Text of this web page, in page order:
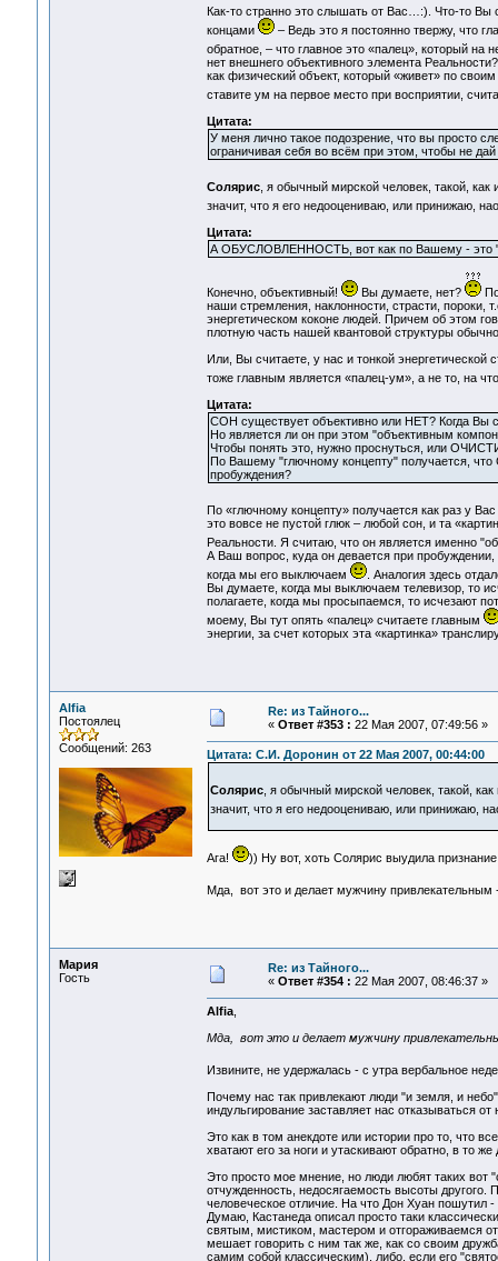
Как-то странно это слышать от Вас…:). Что-то Вы
концами
– Ведь это я постоянно твержу, что
обратное, – что главное это «палец», который на
нет внешнего объективного элемента
как физический объект, который «живет» по
ставите ум на первое место при восприятии,
Цитата:
У меня лично такое подозрение, что вы просто
ограничивая себя во всём при этом, чтобы не дай
Солярис, я обычный мирской человек, такой,
значит, что я его недооцениваю, или принижаю,
Цитата:
А ОБУСЛОВЛЕННОСТЬ, вот как по Вашему - это
Конечно, объективный! Вы думаете, нет?
наши стремления, наклонности, страсти, пороки,
энергетическом коконе людей. Причем об этом
плотную часть нашей квантовой структуры
Или, Вы считаете, у нас и тонкой
тоже главным является «палец-ум», а не то, на
Цитата:
СОН существует объективно или НЕТ? Когда Вы
Но является ли он при этом "объективным
Чтобы понять это, нужно проснуться, или
По Вашему "глючному концепту" получается,
пробуждения?
По «глючному концепту» получается как раз у
это вовсе не пустой глюк – любой сон, и та
Реальности. Я считаю, что он является именно
А Ваш вопрос, куда он девается при
когда мы его выключаем
. Аналогия здесь
Вы думаете, когда мы выключаем телевизор, то
полагаете, когда мы просыпаемся, то исчезают
моему, Вы тут опять «палец» считаете главным
энергии, за счет которых эта «картинка»
Alfia
Постоялец
Сообщений: 263
Re: из Тайного...
« Ответ #353 : 22 Мая 2007, 07:49:56 »
Цитата: С.И. Доронин от 22 Мая 2007, 00:44:00
Солярис, я обычный мирской человек, такой,
значит, что я его недооцениваю, или принижаю,
Ага! )) Ну вот, хоть Солярис выудила
Мда, вот это и делает мужчину
Мария
Гость
Re: из Тайного...
« Ответ #354 : 22 Мая 2007, 08:46:37 »
Alfia,
Мда, вот это и делает мужчину
Извините, не удержалась - с утра вербальное
Почему нас так привлекают люди "и земля, и
индульгирование заставляет нас отказываться от
Это как в том анекдоте или истории про то, что
хватают его за ноги и утаскивают обратно, в то
Это просто мое мнение, но люди любят таких вот
отчужденность, недосягаемость высоты другого.
человеческое отличие. На что Дон Хуан пошутил
Думаю, Кастанеда описал просто таки
святым, мистиком, мастером и отгораживаемся от
мешает говорить с ним так же, как со своим
самим собой классическим), либо, если его